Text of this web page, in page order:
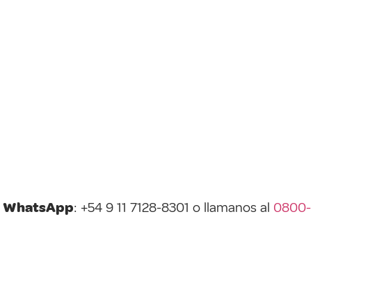
WhatsApp: +54 9 11 7128-8301 o llamanos al 0800-